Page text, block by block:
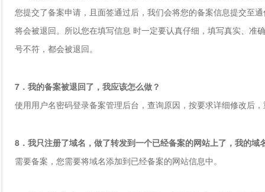
您提交了备案申请，且面签通过后，我们会将您的备案信息提交至
将会被退回。所以您在填写信息 时一定要认真仔细，填写真实、
号不符，都会被退回。
7．我的备案被退回了，我应该怎么做？
使用用户名密码登录备案管理后台，查询原因，按要求详细修改后
8．我只注册了域名，做了转发到一个已经备案的网站上了，我的域
需要备案，您需要将域名添加到已经备案的网站信息中。